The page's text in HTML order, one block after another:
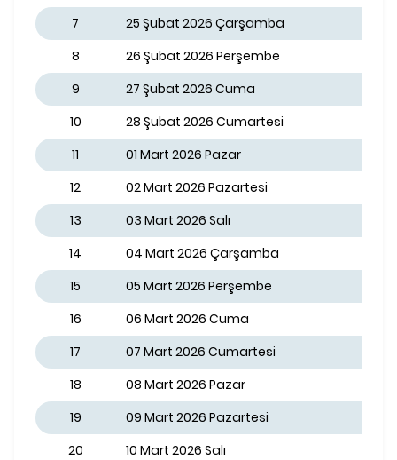
7
25 Şubat 2026 Çarşamba
8
26 Şubat 2026 Perşembe
9
27 Şubat 2026 Cuma
10
28 Şubat 2026 Cumartesi
11
01 Mart 2026 Pazar
12
02 Mart 2026 Pazartesi
13
03 Mart 2026 Salı
14
04 Mart 2026 Çarşamba
15
05 Mart 2026 Perşembe
16
06 Mart 2026 Cuma
17
07 Mart 2026 Cumartesi
18
08 Mart 2026 Pazar
19
09 Mart 2026 Pazartesi
20
10 Mart 2026 Salı